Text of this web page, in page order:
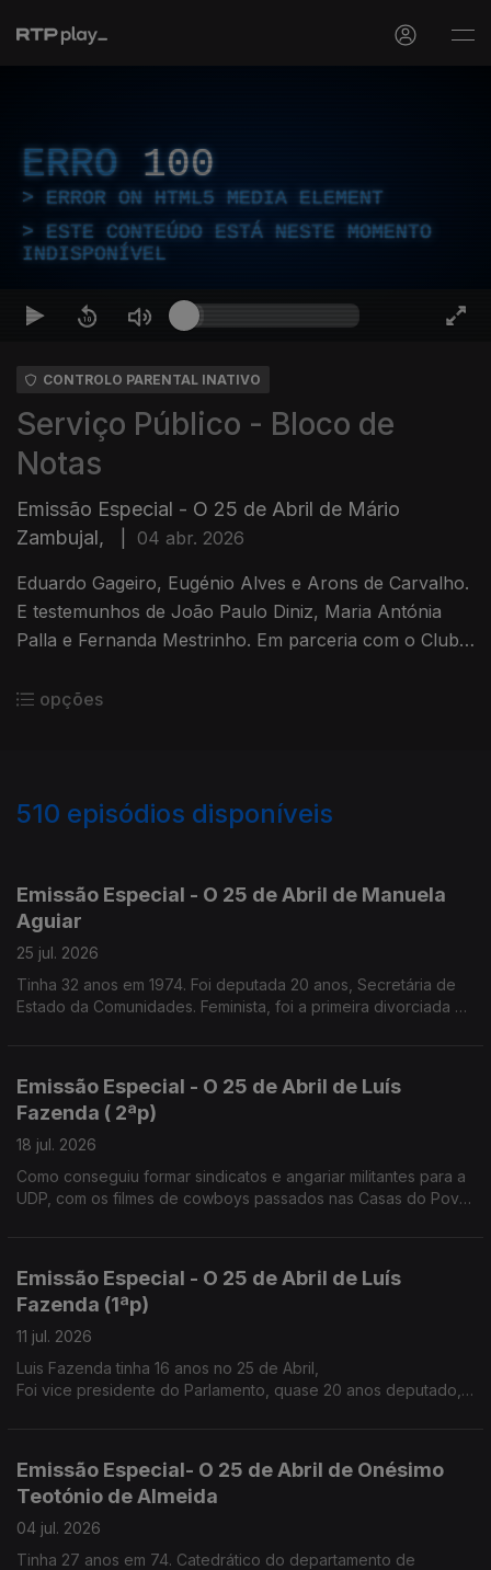
ERRO 100
ERROR ON HTML5 MEDIA ELEMENT
ESTE CONTEÚDO ESTÁ NESTE MOMENTO
INDISPONÍVEL
CONTROLO PARENTAL INATIVO
Serviço Público - Bloco de
Notas
Emissão Especial - O 25 de Abril de Mário
Zambujal,
04 abr. 2026
Eduardo Gageiro, Eugénio Alves e Arons de Carvalho.
E testemunhos de João Paulo Diniz, Maria Antónia
Palla e Fernanda Mestrinho. Em parceria com o Clube
opções
510 episódios disponíveis
Emissão Especial - O 25 de Abril de Manuela
Aguiar
25 jul. 2026
Tinha 32 anos em 1974. Foi deputada 20 anos, Secretária de
Estado da Comunidades. Feminista, foi a primeira divorciada na
Emissão Especial - O 25 de Abril de Luís
Fazenda ( 2ªp)
18 jul. 2026
Como conseguiu formar sindicatos e angariar militantes para a
UDP, com os filmes de cowboys passados nas Casas do Povo
Emissão Especial - O 25 de Abril de Luís
Fazenda (1ªp)
11 jul. 2026
Luis Fazenda tinha 16 anos no 25 de Abril,
Foi vice presidente do Parlamento, quase 20 anos deputado,
Emissão Especial- O 25 de Abril de Onésimo
Teotónio de Almeida
04 jul. 2026
Tinha 27 anos em 74. Catedrático do departamento de